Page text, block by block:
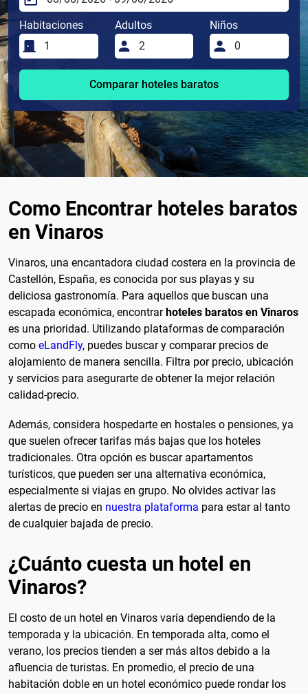
Habitaciones Adultos Niños
Comparar hoteles baratos
Como Encontrar hoteles baratos
en Vinaros
Vinaros, una encantadora ciudad costera en la provincia de
Castellón, España, es conocida por sus playas y su
deliciosa gastronomía. Para aquellos que buscan una
escapada económica, encontrar hoteles baratos en Vinaros
es una prioridad. Utilizando plataformas de comparación
como eLandFly, puedes buscar y comparar precios de
alojamiento de manera sencilla. Filtra por precio, ubicación
y servicios para asegurarte de obtener la mejor relación
calidad-precio.
Además, considera hospedarte en hostales o pensiones, ya
que suelen ofrecer tarifas más bajas que los hoteles
tradicionales. Otra opción es buscar apartamentos
turísticos, que pueden ser una alternativa económica,
especialmente si viajas en grupo. No olvides activar las
alertas de precio en nuestra plataforma para estar al tanto
de cualquier bajada de precio.
¿Cuánto cuesta un hotel en
Vinaros?
El costo de un hotel en Vinaros varía dependiendo de la
temporada y la ubicación. En temporada alta, como el
verano, los precios tienden a ser más altos debido a la
afluencia de turistas. En promedio, el precio de una
habitación doble en un hotel económico puede rondar los